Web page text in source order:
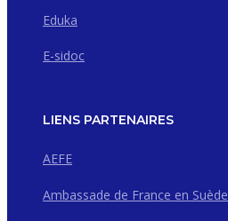
Eduka
E-sidoc
LIENS PARTENAIRES
AEFE
Ambassade de France en Suède